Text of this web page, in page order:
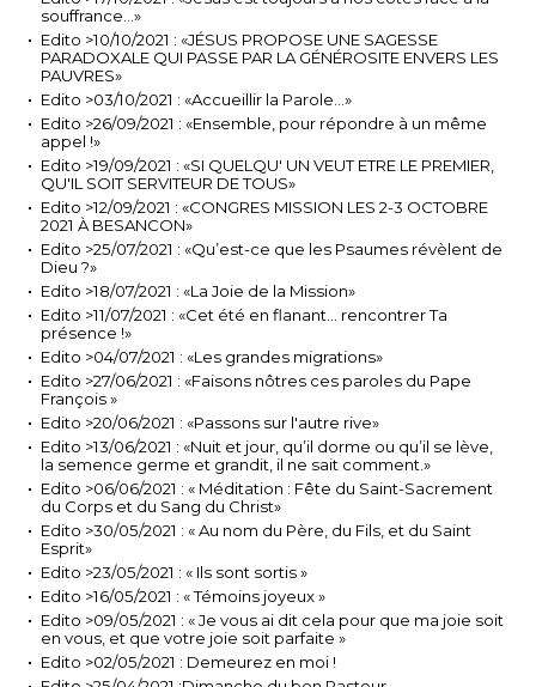
souffrance…»
Edito >10/10/2021 : «JÉSUS PROPOSE UNE SAGESSE
PARADOXALE QUI PASSE PAR LA GÉNÉROSITE ENVERS LES
PAUVRES»
Edito >03/10/2021 : «Accueillir la Parole...»
Edito >26/09/2021 : «Ensemble, pour répondre à un même
appel !»
Edito >19/09/2021 : «SI QUELQU' UN VEUT ETRE LE PREMIER,
QU'IL SOIT SERVITEUR DE TOUS»
Edito >12/09/2021 : «CONGRES MISSION LES 2-3 OCTOBRE
2021 À BESANCON»
Edito >25/07/2021 : «Qu’est-ce que les Psaumes révèlent de
Dieu ?»
Edito >18/07/2021 : «La Joie de la Mission»
Edito >11/07/2021 : «Cet été en flanant... rencontrer Ta
présence !»
Edito >04/07/2021 : «Les grandes migrations»
Edito >27/06/2021 : «Faisons nôtres ces paroles du Pape
François »
Edito >20/06/2021 : «Passons sur l'autre rive»
Edito >13/06/2021 : «Nuit et jour, qu’il dorme ou qu’il se lève,
la semence germe et grandit, il ne sait comment.»
Edito >06/06/2021 : « Méditation : Fête du Saint-Sacrement
du Corps et du Sang du Christ»
Edito >30/05/2021 : « Au nom du Père, du Fils, et du Saint
Esprit»
Edito >23/05/2021 : « Ils sont sortis »
Edito >16/05/2021 : « Témoins joyeux »
Edito >09/05/2021 : « Je vous ai dit cela pour que ma joie soit
en vous, et que votre joie soit parfaite »
Edito >02/05/2021 : Demeurez en moi !